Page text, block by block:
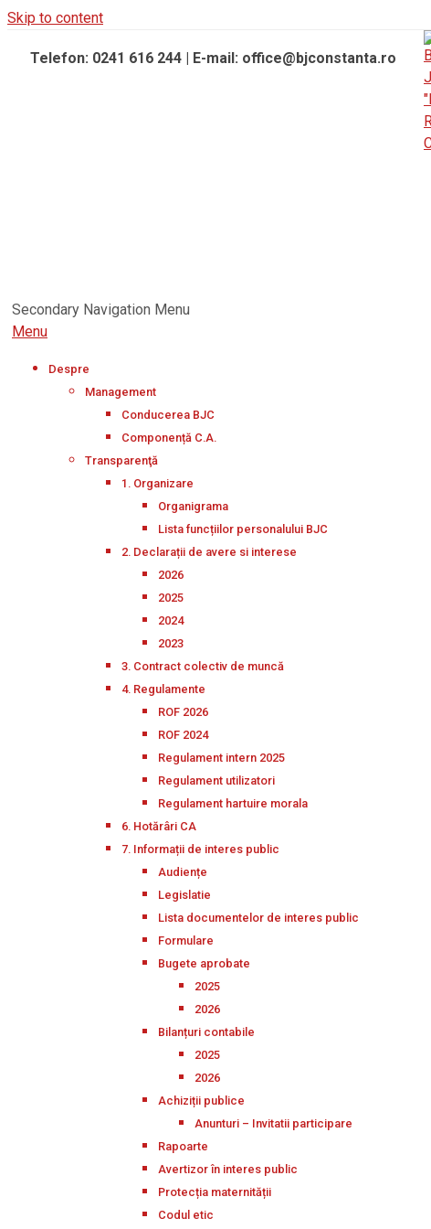
Skip to content
Telefon: 0241 616 244 | E-mail: office@bjconstanta.ro
Secondary Navigation Menu
Menu
Despre
Management
Conducerea BJC
Componență C.A.
Transparenţă
1. Organizare
Organigrama
Lista funcțiilor personalului BJC
2. Declarații de avere si interese
2026
2025
2024
2023
3. Contract colectiv de muncă
4. Regulamente
ROF 2026
ROF 2024
Regulament intern 2025
Regulament utilizatori
Regulament hartuire morala
6. Hotărâri CA
7. Informații de interes public
Audiențe
Legislatie
Lista documentelor de interes public
Formulare
Bugete aprobate
2025
2026
Bilanțuri contabile
2025
2026
Achiziții publice
Anunturi – Invitatii participare
Rapoarte
Avertizor în interes public
Protecția maternității
Codul etic